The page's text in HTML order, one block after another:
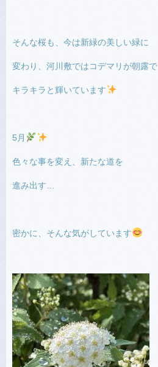
そんな桜も、今は新緑の美しい緑に
変わり、河川敷ではコデマリが朝露で
キラキラと輝いています
5月
色々な事を変え、新たな道を
進み出す…
密かに、そんな気がしています